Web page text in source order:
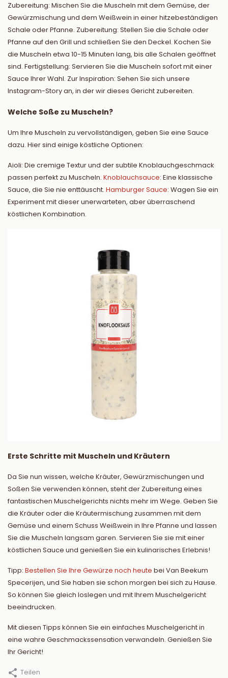
Zubereitung: Mischen Sie die Muscheln mit dem Gemüse, der
Gewürzmischung und dem Weißwein in einer hitzebeständigen
Schale oder Pfanne. Zubereitung: Stellen Sie die Schale oder
Pfanne auf den Grill und schließen Sie den Deckel. Kochen Sie
die Muscheln etwa 10-15 Minuten lang, bis alle Schalen geöffnet
sind. Fertigstellung: Servieren Sie die Muscheln sofort mit einer
Sauce Ihrer Wahl. Zur Inspiration: Sehen Sie sich unsere
Instagram-Story an, in der wir dieses Gericht zubereiten.
Welche Soße zu Muscheln?
Um Ihre Muscheln zu vervollständigen, geben Sie eine Sauce
dazu. Hier sind einige köstliche Optionen:
Aioli: Die cremige Textur und der subtile Knoblauchgeschmack
passen perfekt zu Muscheln. Knoblauchsauce: Eine klassische
Sauce, die Sie nie enttäuscht. Hamburger Sauce: Wagen Sie ein
Experiment mit dieser unerwarteten, aber überraschend
köstlichen Kombination.
Erste Schritte mit Muscheln und Kräutern
Da Sie nun wissen, welche Kräuter, Gewürzmischungen und
Soßen Sie verwenden können, steht der Zubereitung eines
fantastischen Muschelgerichts nichts mehr im Wege. Geben Sie
die Kräuter oder die Kräutermischung zusammen mit dem
Gemüse und einem Schuss Weißwein in Ihre Pfanne und lassen
Sie die Muscheln langsam garen. Servieren Sie sie mit einer
köstlichen Sauce und genießen Sie ein kulinarisches Erlebnis!
Tipp: Bestellen Sie Ihre Gewürze noch heute bei Van Beekum
Specerijen, und Sie haben sie schon morgen bei sich zu Hause.
So können Sie gleich loslegen und mit Ihrem Muschelgericht
beeindrucken.
Mit diesen Tipps können Sie ein einfaches Muschelgericht in
eine wahre Geschmackssensation verwandeln. Genießen Sie
Ihr Gericht!
Teilen